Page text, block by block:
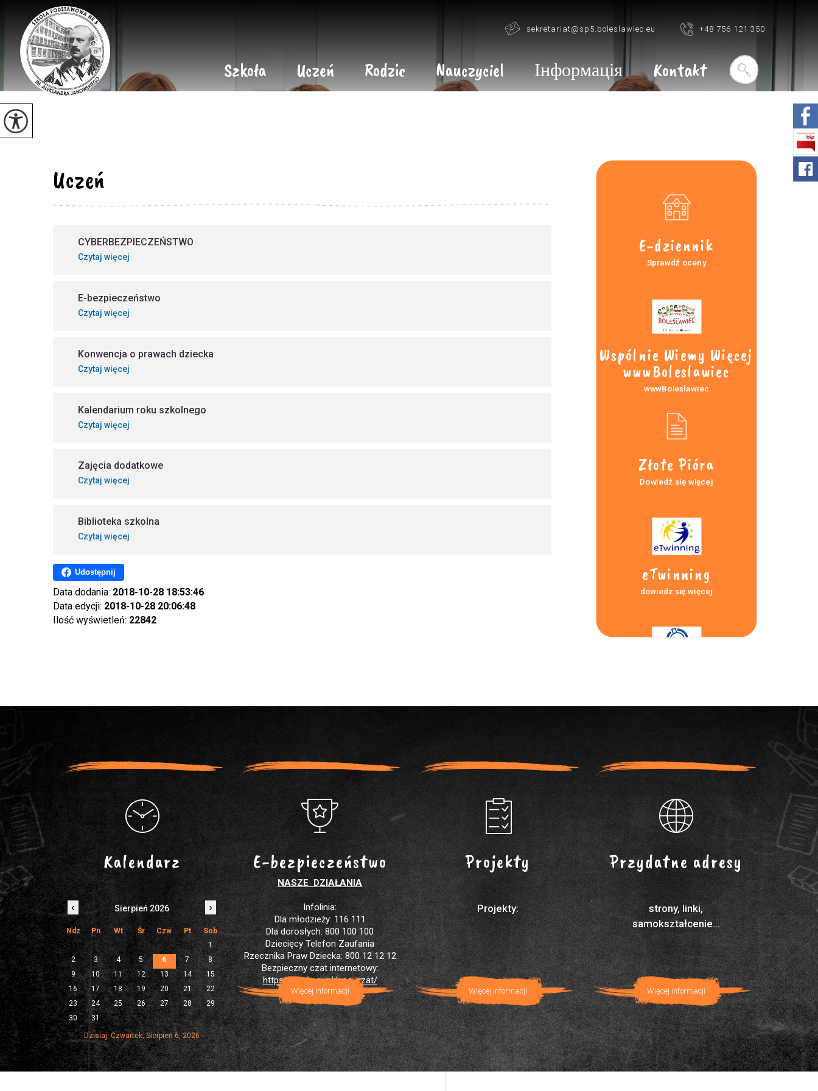
sekretariat@sp5.boleslawiec.eu +48 756 121 350
Szkoła Uczeń Rodzic Nauczyciel Інформація Kontakt
Uczeń
CYBERBEZPIECZEŃSTWO
Czytaj więcej
E-bezpieczeństwo
Czytaj więcej
Konwencja o prawach dziecka
Czytaj więcej
Kalendarium roku szkolnego
Czytaj więcej
Zajęcia dodatkowe
Czytaj więcej
Biblioteka szkolna
Czytaj więcej
Udostępnij
Data dodania: 2018-10-28 18:53:46
Data edycji: 2018-10-28 20:06:48
Ilość wyświetleń: 22842
E-dziennik
Sprawdź oceny
Wspólnie Wiemy Więcej
wwwBoleslawiec
wwwBolesławiec
Złote Pióra
Dowiedź się więcej
eTwinning
dowiedz się więcej
Kalendarz
‹ Sierpień 2026 ›
Ndz Pn Wt Śr Czw Pt
Sob
1
2
3 4 5 6 7
8
9
10 11 12 13 14
15
16
17 18 19 20 21
22
23
24 25 26 27 28
29
30
31
Dzisiaj: Czwartek, Sierpień 6, 2026
E-bezpieczeństwo
NASZE DZIAŁANIA
Infolinia:
Dla młodzieży: 116 111
Dla dorosłych: 800 100 100
Dziecięcy Telefon Zaufania
Rzecznika Praw Dziecka: 800 12 12 12
Bezpieczny czat internetowy:
https://brpd.gov.pl/sos-czat/
Więcej informacji
Projekty
Projekty:
Więcej informacji
Przydatne adresy
strony, linki,
samokształcenie...
Więcej informacji